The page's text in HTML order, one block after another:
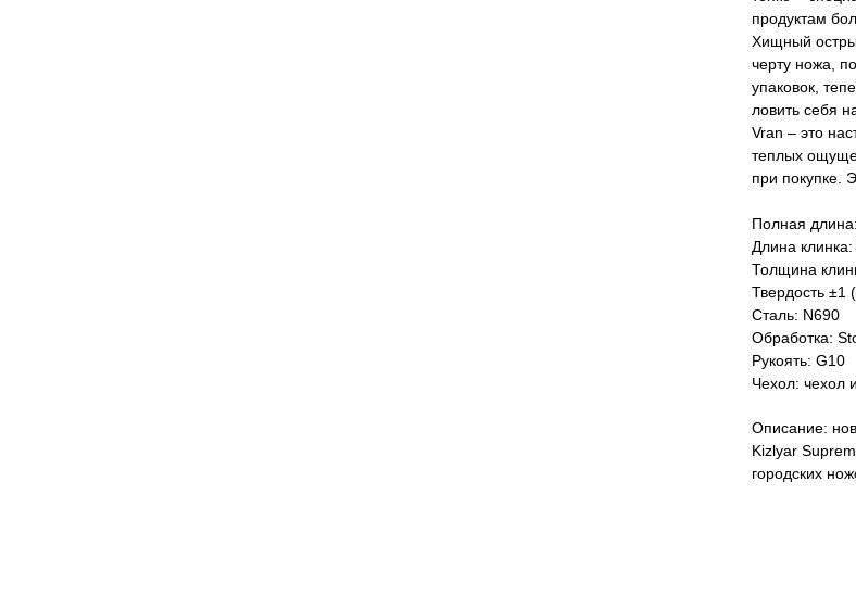
продуктам
Хищный
черту ножа,
упаковок,
ловить себя
Vran – это
теплых
при покупке.
Полная
Длина
Толщина
Твердость ±1
Сталь: N690
Обработка:
Рукоять: G10
Чехол: чехол
Описание:
Kizlyar
городских